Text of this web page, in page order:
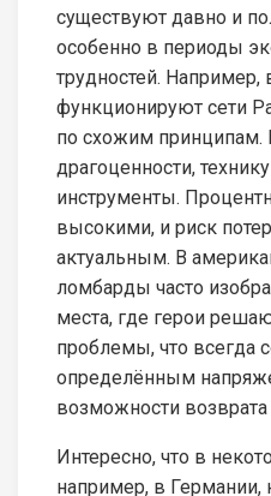
существуют давно и
особенно в периоды
трудностей. Например,
функционируют сети
по схожим
драгоценности,
инструменты.
высокими, и риск
актуальным. В
ломбарды часто
места, где герои
проблемы, что всегда
определённым
возможности возврата
Интересно, что в
например, в Германии,